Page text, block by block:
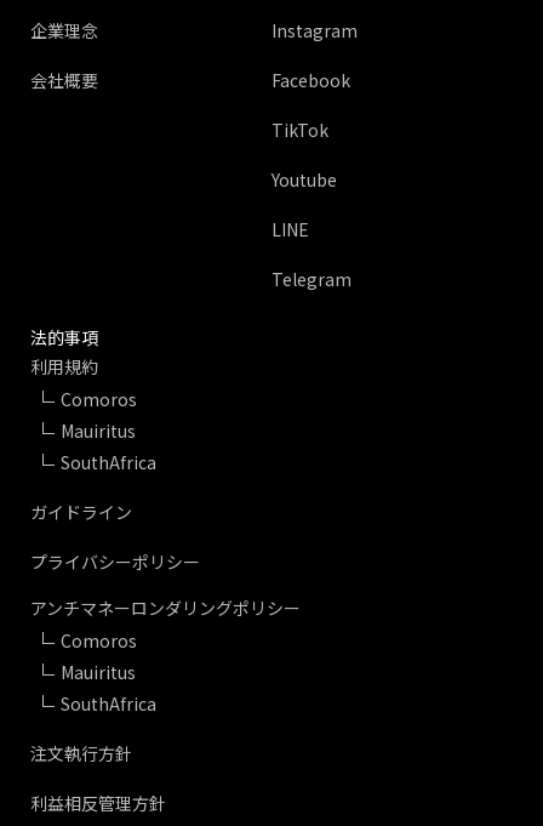
企業理念
会社概要
Instagram
Facebook
TikTok
Youtube
LINE
Telegram
法的事項
利用規約
Comoros
Mauiritus
SouthAfrica
ガイドライン
プライバシーポリシー
アンチマネーロンダリングポリシー
Comoros
Mauiritus
SouthAfrica
注文執行方針
利益相反管理方針